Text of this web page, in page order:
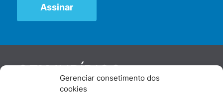
Gerenciar consetimento dos
cookies
GENJURÍDICO
De maneira independente, os autores e